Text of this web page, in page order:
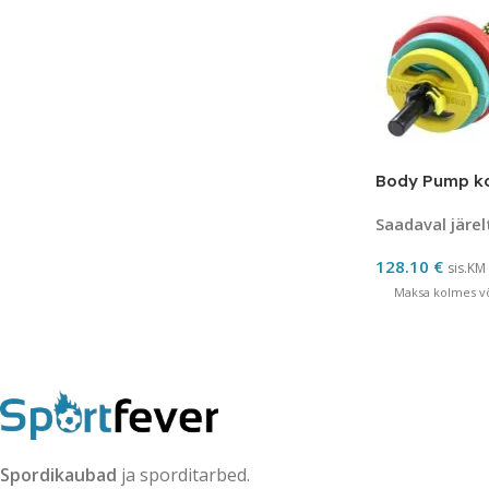
Body Pump
Saadaval
128.10 € sis.KM
Maksa kolmes
Spordikaubad ja sporditarbed.